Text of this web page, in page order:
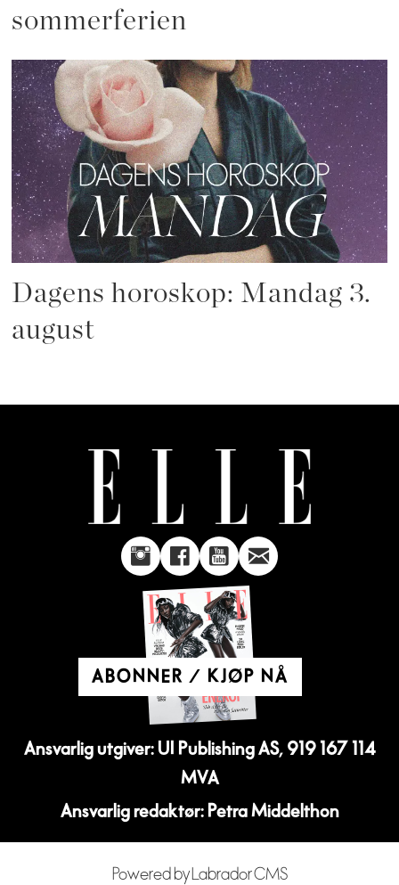
sommerferien
Dagens horoskop: Mandag 3.
august
ABONNER / KJØP NÅ
Ansvarlig utgiver: UI Publishing AS, 919 167 114
MVA
Ansvarlig redaktør: Petra Middelthon
Powered by Labrador CMS